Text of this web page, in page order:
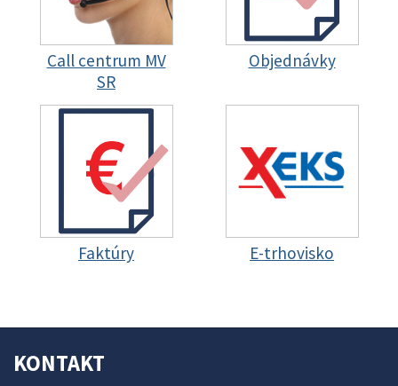
Call centrum MV
SR
Objednávky
Faktúry E-trhovisko
KONTAKT